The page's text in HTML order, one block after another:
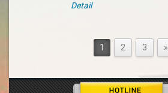
Detail
1 2 3 »